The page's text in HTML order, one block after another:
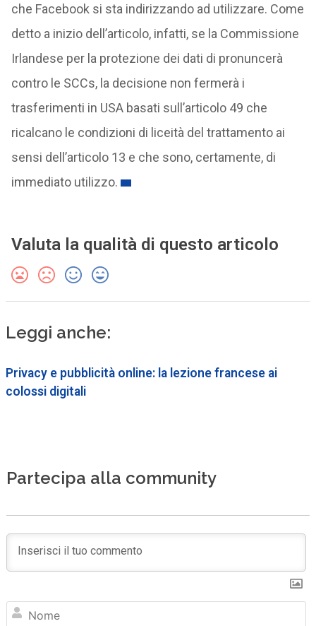
che Facebook si sta indirizzando ad utilizzare. Come
detto a inizio dell’articolo, infatti, se la Commissione
Irlandese per la protezione dei dati di pronuncerà
contro le SCCs, la decisione non fermerà i
trasferimenti in USA basati sull’articolo 49 che
ricalcano le condizioni di liceità del trattamento ai
sensi dell’articolo 13 e che sono, certamente, di
immediato utilizzo.
Valuta la qualità di questo articolo
Leggi anche:
Privacy e pubblicità online: la lezione francese ai
colossi digitali
Partecipa alla community